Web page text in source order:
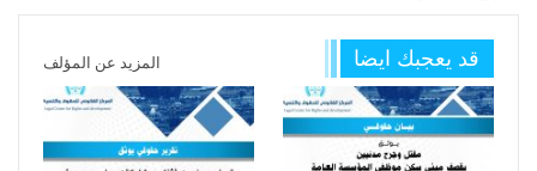
قد يعجبك ايضا المزيد عن المؤلف